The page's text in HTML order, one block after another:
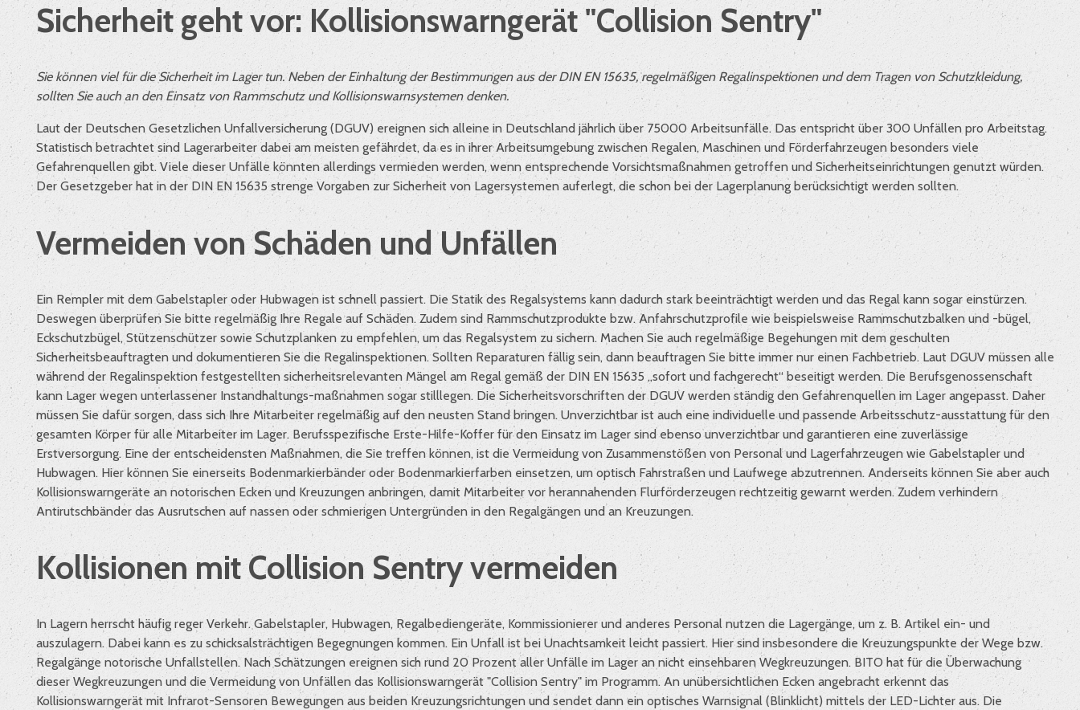
Sicherheit geht vor: Kollisionswarngerät "Collision Sentry"
Sie können viel für die Sicherheit im Lager tun. Neben der Einhaltung der Bestimmungen aus der DIN EN 15635, regelmäßigen Regalinspektionen und dem Tragen von Schutzkleidung,
sollten Sie auch an den Einsatz von Rammschutz und Kollisionswarnsystemen denken.
Laut der Deutschen Gesetzlichen Unfallversicherung (DGUV) ereignen sich alleine in Deutschland jährlich über 75000 Arbeitsunfälle. Das entspricht über 300 Unfällen pro Arbeitstag.
Statistisch betrachtet sind Lagerarbeiter dabei am meisten gefährdet, da es in ihrer Arbeitsumgebung zwischen Regalen, Maschinen und Förderfahrzeugen besonders viele
Gefahrenquellen gibt. Viele dieser Unfälle könnten allerdings vermieden werden, wenn entsprechende Vorsichtsmaßnahmen getroffen und Sicherheitseinrichtungen genutzt würden.
Der Gesetzgeber hat in der DIN EN 15635 strenge Vorgaben zur Sicherheit von Lagersystemen auferlegt, die schon bei der Lagerplanung berücksichtigt werden sollten.
Vermeiden von Schäden und Unfällen
Ein Rempler mit dem Gabelstapler oder Hubwagen ist schnell passiert. Die Statik des Regalsystems kann dadurch stark beeinträchtigt werden und das Regal kann sogar einstürzen.
Deswegen überprüfen Sie bitte regelmäßig Ihre Regale auf Schäden. Zudem sind Rammschutzprodukte bzw. Anfahrschutzprofile wie beispielsweise Rammschutzbalken und -bügel,
Eckschutzbügel, Stützenschützer sowie Schutzplanken zu empfehlen, um das Regalsystem zu sichern. Machen Sie auch regelmäßige Begehungen mit dem geschulten
Sicherheitsbeauftragten und dokumentieren Sie die Regalinspektionen. Sollten Reparaturen fällig sein, dann beauftragen Sie bitte immer nur einen Fachbetrieb. Laut DGUV müssen alle
während der Regalinspektion festgestellten sicherheitsrelevanten Mängel am Regal gemäß der DIN EN 15635 „sofort und fachgerecht“ beseitigt werden. Die Berufsgenossenschaft
kann Lager wegen unterlassener Instandhaltungs-maßnahmen sogar stilllegen. Die Sicherheitsvorschriften der DGUV werden ständig den Gefahrenquellen im Lager angepasst. Daher
müssen Sie dafür sorgen, dass sich Ihre Mitarbeiter regelmäßig auf den neusten Stand bringen. Unverzichtbar ist auch eine individuelle und passende Arbeitsschutz-ausstattung für den
gesamten Körper für alle Mitarbeiter im Lager. Berufsspezifische Erste-Hilfe-Koffer für den Einsatz im Lager sind ebenso unverzichtbar und garantieren eine zuverlässige
Erstversorgung. Eine der entscheidensten Maßnahmen, die Sie treffen können, ist die Vermeidung von Zusammenstößen von Personal und Lagerfahrzeugen wie Gabelstapler und
Hubwagen. Hier können Sie einerseits Bodenmarkierbänder oder Bodenmarkierfarben einsetzen, um optisch Fahrstraßen und Laufwege abzutrennen. Anderseits können Sie aber auch
Kollisionswarngeräte an notorischen Ecken und Kreuzungen anbringen, damit Mitarbeiter vor herannahenden Flurförderzeugen rechtzeitig gewarnt werden. Zudem verhindern
Antirutschbänder das Ausrutschen auf nassen oder schmierigen Untergründen in den Regalgängen und an Kreuzungen.
Kollisionen mit Collision Sentry vermeiden
In Lagern herrscht häufig reger Verkehr. Gabelstapler, Hubwagen, Regalbediengeräte, Kommissionierer und anderes Personal nutzen die Lagergänge, um z. B. Artikel ein- und
auszulagern. Dabei kann es zu schicksalsträchtigen Begegnungen kommen. Ein Unfall ist bei Unachtsamkeit leicht passiert. Hier sind insbesondere die Kreuzungspunkte der Wege bzw.
Regalgänge notorische Unfallstellen. Nach Schätzungen ereignen sich rund 20 Prozent aller Unfälle im Lager an nicht einsehbaren Wegkreuzungen. BITO hat für die Überwachung
dieser Wegkreuzungen und die Vermeidung von Unfällen das Kollisionswarngerät "Collision Sentry" im Programm. An unübersichtlichen Ecken angebracht erkennt das
Kollisionswarngerät mit Infrarot-Sensoren Bewegungen aus beiden Kreuzungsrichtungen und sendet dann ein optisches Warnsignal (Blinklicht) mittels der LED-Lichter aus. Die